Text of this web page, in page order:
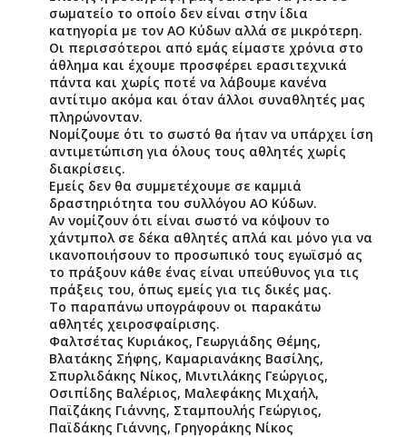
σωματείο το οποίο δεν είναι στην ίδια
κατηγορία με τον ΑΟ Κύδων αλλά σε μικρότερη.
Οι περισσότεροι από εμάς είμαστε χρόνια στο
άθλημα και έχουμε προσφέρει ερασιτεχνικά
πάντα και χωρίς ποτέ να λάβουμε κανένα
αντίτιμο ακόμα και όταν άλλοι συναθλητές μας
πληρώνονταν.
Νομίζουμε ότι το σωστό θα ήταν να υπάρχει ίση
αντιμετώπιση για όλους τους αθλητές χωρίς
διακρίσεις.
Εμείς δεν θα συμμετέχουμε σε καμμιά
δραστηριότητα του συλλόγου ΑΟ Κύδων.
Αν νομίζουν ότι είναι σωστό να κόψουν το
χάντμπολ σε δέκα αθλητές απλά και μόνο για να
ικανοποιήσουν το προσωπικό τους εγωϊσμό ας
το πράξουν κάθε ένας είναι υπεύθυνος για τις
πράξεις του, όπως εμείς για τις δικές μας.
Το παραπάνω υπογράφουν οι παρακάτω
αθλητές χειροσφαίρισης.
Φαλτσέτας Κυριάκος, Γεωργιάδης Θέμης,
Βλατάκης Σήφης, Καμαριανάκης Βασίλης,
Σπυρλιδάκης Νίκος, Μιντιλάκης Γεώργιος,
Οσιπίδης Βαλέριος, Μαλεφάκης Μιχαήλ,
Παϊζάκης Γιάννης, Σταμπουλής Γεώργιος,
Παϊδάκης Γιάννης, Γρηγοράκης Νίκος